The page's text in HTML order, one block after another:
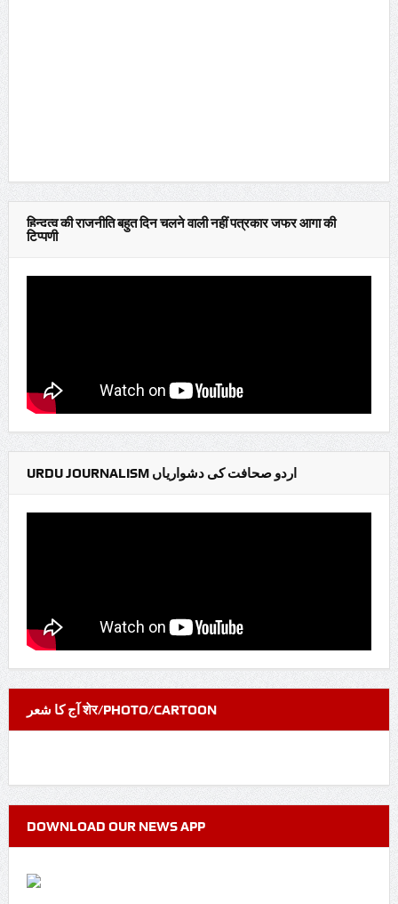
हिन्दुत्व की राजनीति बहुत दिन चलने वाली नहीं पत्रकार जफर आगा की
टिप्पणी
URDU JOURNALISM اردو صحافت کی دشواریاں
آج کا شعر शेर/PHOTO/CARTOON
DOWNLOAD OUR NEWS APP